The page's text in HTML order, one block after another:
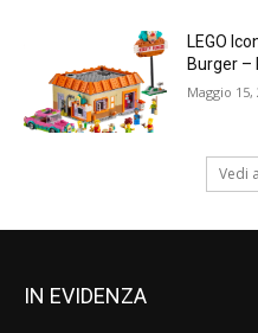
LEGO
Burger –
Maggio 15,
Vedi
IN EVIDENZA